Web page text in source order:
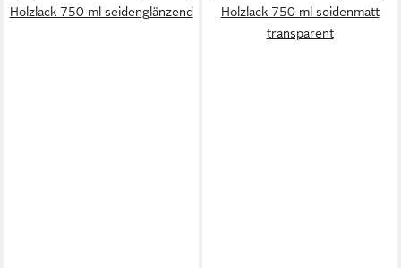
Holzlack 750 ml seidenglänzend
Holzlack 750 ml seidenmatt
transparent